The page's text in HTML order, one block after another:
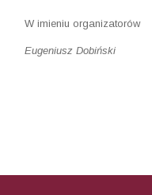
W imieniu organizatorów
Eugeniusz Dobiński